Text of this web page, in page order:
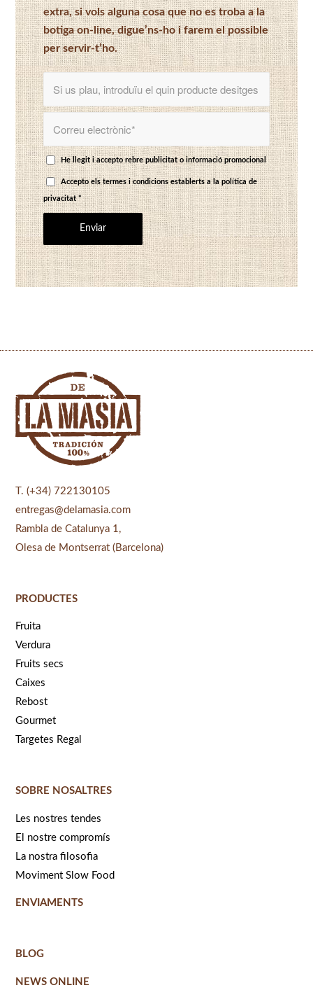
extra, si vols alguna cosa que no es troba a la
botiga on-line, digue’ns-ho i farem el possible
per servir-t’ho.
He llegit i accepto rebre publicitat o informació promocional
Accepto els termes i condicions establerts ala política de
privacitat *
T. (+34) 722130105
entregas@delamasia.com
Rambla de Catalunya 1,
Olesa de Montserrat (Barcelona)
PRODUCTES
Fruita
Verdura
Fruits secs
Caixes
Rebost
Gourmet
Targetes Regal
SOBRE NOSALTRES
Les nostres tendes
El nostre compromís
La nostra filosofia
Moviment Slow Food
ENVIAMENTS
BLOG
NEWS ONLINE